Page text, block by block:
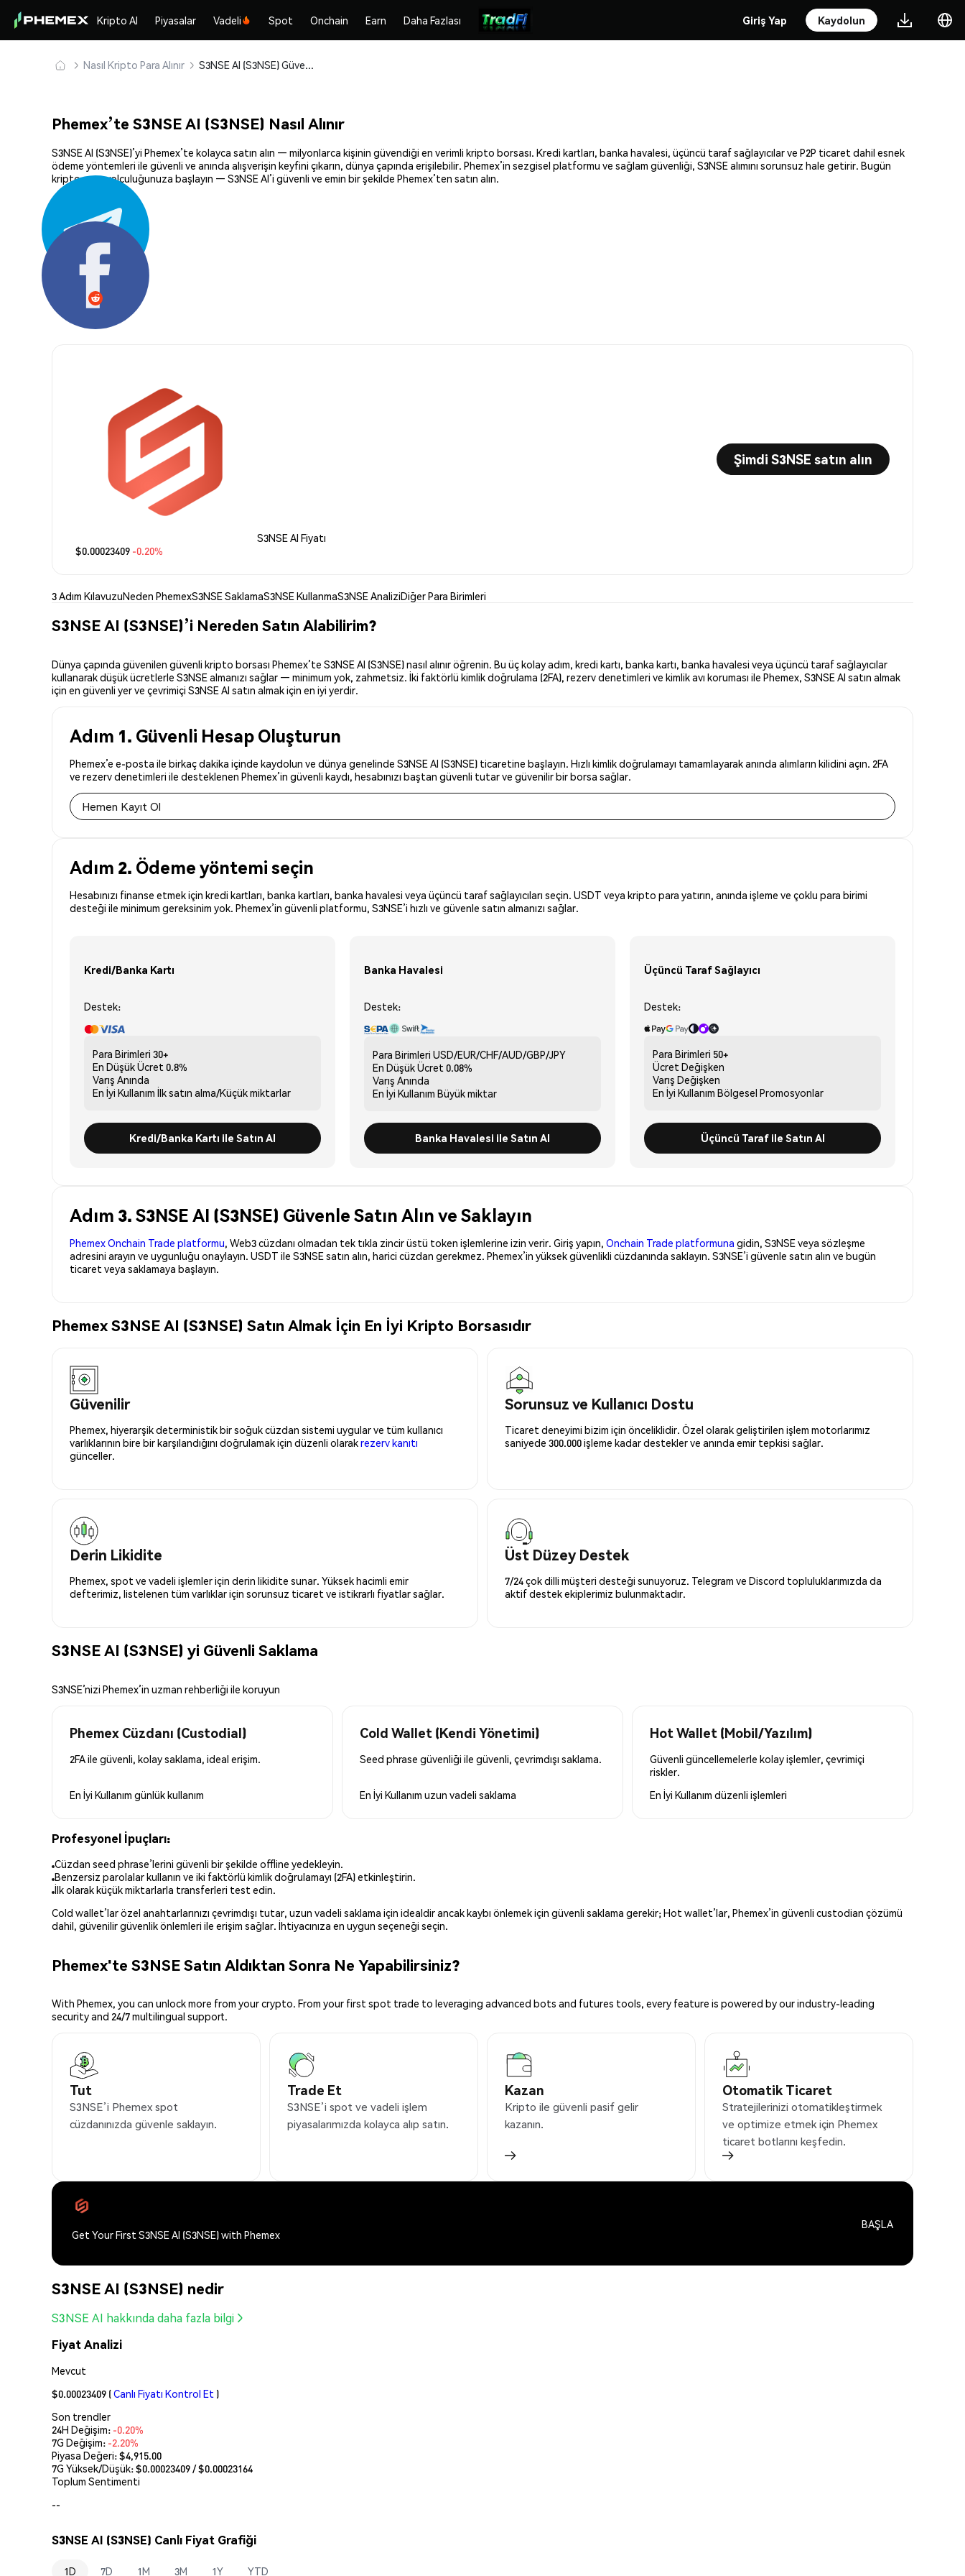
Kripto Al Piyasalar Vadeli Spot Onchain Earn Daha Fazlası Giriş Yap Kaydolun
Nasıl Kripto Para Alınır S3NSE AI (S3NSE) Güvenle Satın Alın ve Saklayın
Phemex’te S3NSE AI (S3NSE) Nasıl Alınır
S3NSE AI (S3NSE)’yi Phemex’te kolayca satın alın — milyonlarca kişinin güvendiği en verimli kripto borsası. Kredi kartları, banka havalesi, üçüncü taraf sağlayıcılar ve P2P ticaret dahil esnek
ödeme yöntemleri ile güvenli ve anında alışverişin keyfini çıkarın, dünya çapında erişilebilir. Phemex’in sezgisel platformu ve sağlam güvenliği, S3NSE alımını sorunsuz hale getirir. Bugün
kripto para yolculuğunuza başlayın — S3NSE AI’i güvenli ve emin bir şekilde Phemex’ten satın alın.
S3NSE AI Fiyatı
$0.00023409 -0.20%
Şimdi S3NSE satın alın
3 Adım KılavuzuNeden PhemexS3NSE SaklamaS3NSE KullanmaS3NSE AnaliziDiğer Para Birimleri
S3NSE AI (S3NSE)’i Nereden Satın Alabilirim?
Dünya çapında güvenilen güvenli kripto borsası Phemex’te S3NSE AI (S3NSE) nasıl alınır öğrenin. Bu üç kolay adım, kredi kartı, banka kartı, banka havalesi veya üçüncü taraf sağlayıcılar
kullanarak düşük ücretlerle S3NSE almanızı sağlar — minimum yok, zahmetsiz. İki faktörlü kimlik doğrulama (2FA), rezerv denetimleri ve kimlik avı koruması ile Phemex, S3NSE AI satın almak
için en güvenli yer ve çevrimiçi S3NSE AI satın almak için en iyi yerdir.
Adım 1. Güvenli Hesap Oluşturun
Phemex’e e-posta ile birkaç dakika içinde kaydolun ve dünya genelinde S3NSE AI (S3NSE) ticaretine başlayın. Hızlı kimlik doğrulamayı tamamlayarak anında alımların kilidini açın. 2FA
ve rezerv denetimleri ile desteklenen Phemex’in güvenli kaydı, hesabınızı baştan güvenli tutar ve güvenilir bir borsa sağlar.
Hemen Kayıt Ol
Adım 2. Ödeme yöntemi seçin
Hesabınızı finanse etmek için kredi kartları, banka kartları, banka havalesi veya üçüncü taraf sağlayıcıları seçin. USDT veya kripto para yatırın, anında işleme ve çoklu para birimi
desteği ile minimum gereksinim yok. Phemex’in güvenli platformu, S3NSE’i hızlı ve güvenle satın almanızı sağlar.
Kredi/Banka Kartı
Destek:
Para Birimleri 30+
En Düşük Ücret 0.8%
Varış Anında
En İyi Kullanım İlk satın alma/Küçük miktarlar
Kredi/Banka Kartı ile Satın Al
Banka Havalesi
Destek:
Para Birimleri USD/EUR/CHF/AUD/GBP/JPY
En Düşük Ücret 0.08%
Varış Anında
En İyi Kullanım Büyük miktar
Banka Havalesi ile Satın Al
Üçüncü Taraf Sağlayıcı
Destek:
Para Birimleri 50+
Ücret Değişken
Varış Değişken
En İyi Kullanım Bölgesel Promosyonlar
Üçüncü Taraf ile Satın Al
Adım 3. S3NSE AI (S3NSE) Güvenle Satın Alın ve Saklayın
Phemex Onchain Trade platformu, Web3 cüzdanı olmadan tek tıkla zincir üstü token işlemlerine izin verir. Giriş yapın, Onchain Trade platformuna gidin, S3NSE veya sözleşme
adresini arayın ve uygunluğu onaylayın. USDT ile S3NSE satın alın, harici cüzdan gerekmez. Phemex’in yüksek güvenlikli cüzdanında saklayın. S3NSE’i güvenle satın alın ve bugün
ticaret veya saklamaya başlayın.
Phemex S3NSE AI (S3NSE) Satın Almak İçin En İyi Kripto Borsasıdır
Güvenilir
Phemex, hiyerarşik deterministik bir soğuk cüzdan sistemi uygular ve tüm kullanıcı
varlıklarının bire bir karşılandığını doğrulamak için düzenli olarakrezerv kanıtı
günceller.
Sorunsuz ve Kullanıcı Dostu
Ticaret deneyimi bizim için önceliklidir. Özel olarak geliştirilen işlem motorlarımız
saniyede 300.000 işleme kadar destekler ve anında emir tepkisi sağlar.
Derin Likidite
Phemex, spot ve vadeli işlemler için derin likidite sunar. Yüksek hacimli emir
defterimiz, listelenen tüm varlıklar için sorunsuz ticaret ve istikrarlı fiyatlar sağlar.
Üst Düzey Destek
7/24 çok dilli müşteri desteği sunuyoruz. Telegram ve Discord topluluklarımızda da
aktif destek ekiplerimiz bulunmaktadır.
S3NSE AI (S3NSE) yi Güvenli Saklama
S3NSE’nizi Phemex’in uzman rehberliği ile koruyun
Phemex Cüzdanı (Custodial)
2FA ile güvenli, kolay saklama, ideal erişim.
En İyi Kullanım günlük kullanım
Cold Wallet (Kendi Yönetimi)
Seed phrase güvenliği ile güvenli, çevrimdışı saklama.
En İyi Kullanım uzun vadeli saklama
Hot Wallet (Mobil/Yazılım)
Güvenli güncellemelerle kolay işlemler, çevrimiçi
riskler.
En İyi Kullanım düzenli işlemleri
Profesyonel İpuçları:
Cüzdan seed phrase’lerini güvenli bir şekilde offline yedekleyin.
Benzersiz parolalar kullanın ve iki faktörlü kimlik doğrulamayı (2FA) etkinleştirin.
İlk olarak küçük miktarlarla transferleri test edin.
Cold wallet’lar özel anahtarlarınızı çevrimdışı tutar, uzun vadeli saklama için idealdir ancak kaybı önlemek için güvenli saklama gerekir; Hot wallet’lar, Phemex’in güvenli custodian çözümü
dahil, güvenilir güvenlik önlemleri ile erişim sağlar. İhtiyacınıza en uygun seçeneği seçin.
Phemex'te S3NSE Satın Aldıktan Sonra Ne Yapabilirsiniz?
With Phemex, you can unlock more from your crypto. From your first spot trade to leveraging advanced bots and futures tools, every feature is powered by our industry-leading
security and 24/7 multilingual support.
Tut
S3NSE’i Phemex spot
cüzdanınızda güvenle saklayın.
Trade Et
S3NSE’i spot ve vadeli işlem
piyasalarımızda kolayca alıp satın.
Kazan
Kripto ile güvenli pasif gelir
kazanın.
Otomatik Ticaret
Stratejilerinizi otomatikleştirmek
ve optimize etmek için Phemex
ticaret botlarını keşfedin.
Get Your First S3NSE AI (S3NSE) with Phemex
BAŞLA
S3NSE AI (S3NSE) nedir
S3NSE AI hakkında daha fazla bilgi
Fiyat Analizi
Mevcut
$0.00023409 (Canlı Fiyatı Kontrol Et )
Son trendler
24H Değişim: -0.20%
7G Değişim: -2.20%
Piyasa Değeri:$4,915.00
7G Yüksek/Düşük: $0.00023409/ $0.00023164
Toplum Sentimenti
--
S3NSE AI (S3NSE) Canlı Fiyat Grafiği
1D 7D 1M 3M 1Y YTD